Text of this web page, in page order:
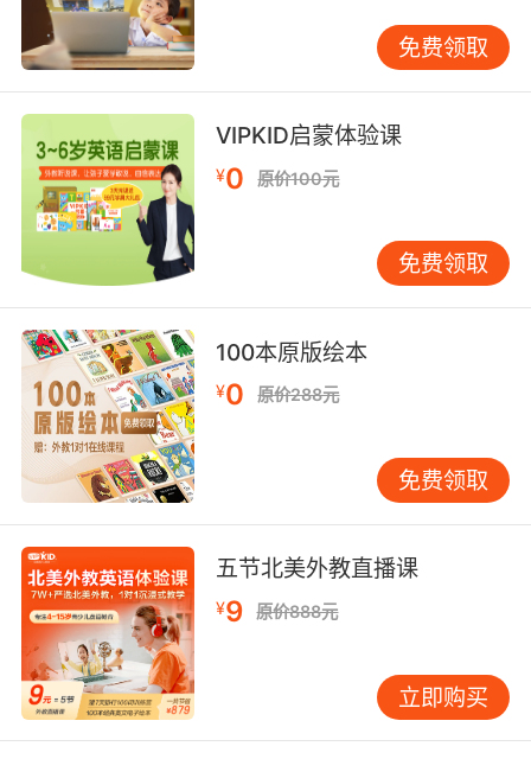
要想孩子将英语这门语言学习好就需要多多练
习，而开口练习是提升英语最好的、也是最有效
的方法，所以老师在教学的时候一定要多为孩子
提供场景让他们用口语进行交流。为了孩子的口
语发音更加的纯正、地道老师应使用专业的英语
教材教课，让孩子从小开始就接触到地道的英语
发音，这样对于孩子的听力练习和口语能力的提
升都会有很大的帮助。除了让孩子跟着地道的正
版英语音频练习外，孩子们还需要在生活中多多
的练习自己的英语发音，而比较好的练习方法就
是为他们创造一定的情景，然后让孩子置身于这
样的情景中开口练习。
儿童英语app哪个好用的选择技巧介绍就是上面
几点，希望家长可以选择一个好的、适合孩子的
儿童英语app帮助孩子更好的学习英语。
免费领取
VIPKID启蒙体验课
¥0 原价100元
免费领取
100本原版绘本
¥0 原价288元
免费领取
五节北美外教直播课
¥9 原价888元
立即购买